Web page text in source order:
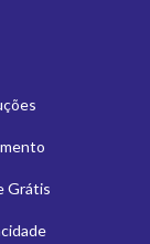
Grátis